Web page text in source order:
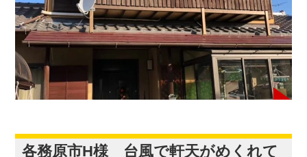
各務原市H様 台風で軒天がめくれて